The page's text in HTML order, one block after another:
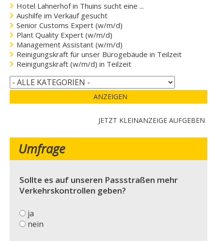
Hotel Lahnerhof in Thuins sucht eine ...
Aushilfe im Verkauf gesucht
Senior Customs Expert (w/m/d)
Plant Quality Expert (w/m/d)
Management Assistant (w/m/d)
Reinigungskraft für unser Bürogebäude in Teilzeit
Reinigungskraft (w/m/d) in Teilzeit
ANZEIGEN
JETZT KLEINANZEIGE AUFGEBEN
Umfrage
Sollte es auf unseren Passstraßen mehr
Verkehrskontrollen geben?
ja
nein